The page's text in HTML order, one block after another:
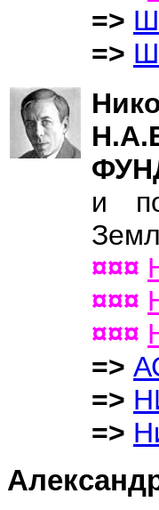
=>
=>
и
¤¤¤
¤¤¤
¤¤¤
=>
=>
=>